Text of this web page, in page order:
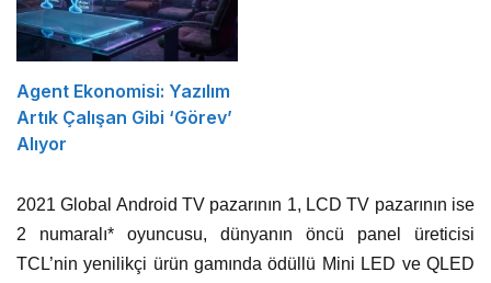
Agent Ekonomisi: Yazılım
Artık Çalışan Gibi ‘Görev’
Alıyor
2021 Global Android TV pazarının 1, LCD TV pazarının ise
2 numaralı* oyuncusu, dünyanın öncü panel üreticisi
TCL’nin yenilikçi ürün gamında ödüllü Mini LED ve QLED